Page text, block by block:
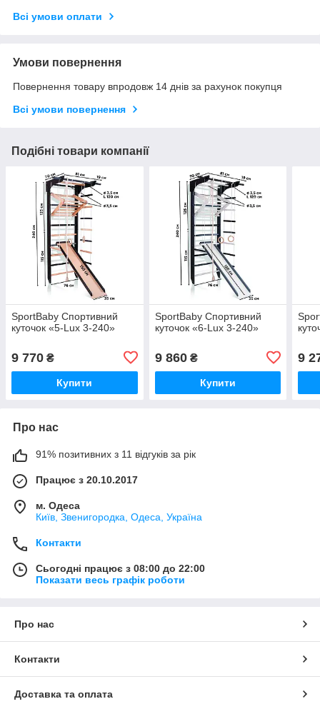
Всі умови оплати
Умови повернення
Повернення товару впродовж 14 днів за рахунок покупця
Всі умови повернення
Подібні товари компанії
SportBaby Спортивний
куточок «5-Lux 3-240»
9 770 ₴
Купити
SportBaby Спортивний
куточок «6-Lux 3-240»
9 860₴
Купити
9
Про нас
91% позитивних з 11 відгуків за рік
Працює з 20.10.2017
м. Одеса
Київ, Звенигородка, Одеса, Україна
Контакти
Сьогодні працює з 08:00 до 22:00
Показати весь графік роботи
Про нас
Контакти
Доставка та оплата